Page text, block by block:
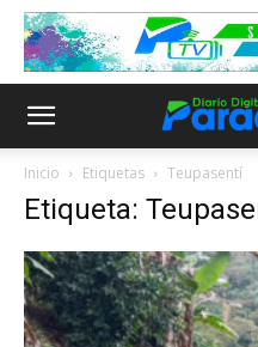
Inicio Etiquetas Teupasentí
Etiqueta: